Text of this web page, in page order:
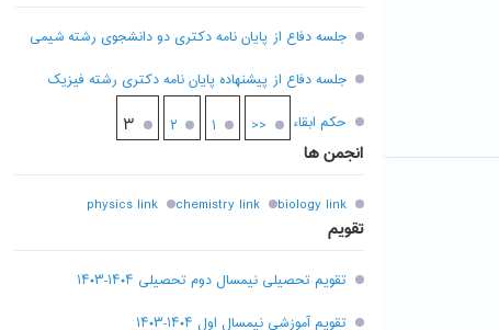
جلسه دفاع از پایان نامه دکتری دو دانشجوی رشته شیمی
جلسه دفاع از پیشنهاده پایان نامه دکتری رشته فیزیک
حکم ابقاء
<< ۱ ۲ ۳
انجمن ها
biology link
chemistry link
physics link
تقویم
تقویم تحصیلی نیمسال دوم تحصیلی ۱۴۰۴-۱۴۰۳
تقویم آموزشی نیمسال اول ۱۴۰۴-۱۴۰۳